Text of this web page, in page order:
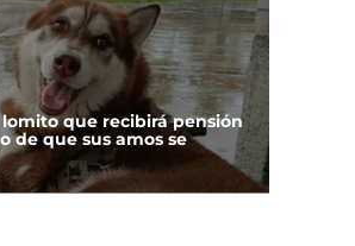
que recibirá pensión
de que sus amos se